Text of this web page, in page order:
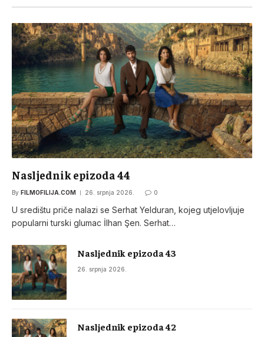
Nasljednik epizoda 44
By FILMOFILIJA.COM 26. srpnja 2026. 0
U središtu priče nalazi se Serhat Yelduran, kojeg utjelovljuje
popularni turski glumac İlhan Şen. Serhat…
Nasljednik epizoda 43
26. srpnja 2026.
Nasljednik epizoda 42